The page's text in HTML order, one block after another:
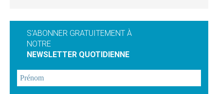
S'ABONNER GRATUITEMENT À
NOTRE
NEWSLETTER QUOTIDIENNE